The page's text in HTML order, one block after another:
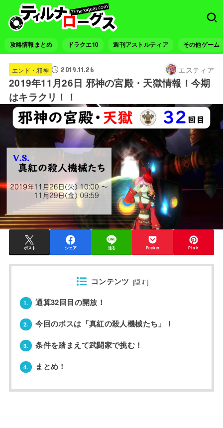
攻略情報まとめ ドラクエ10 週刊アストルティア その他ゲーム
エンド・邪神 2019.11.26 エスティア
2019年11月26日 邪神の宮殿・天獄情報！今期
はキラクリ！！
ポスト シェア 送る Pocket Pin it
コンテンツ [隠す]
1. 通算32回目の開放！
2. 今回のボスは「真紅の殺人機械たち」！
3. 条件を踏まえて武闘家で挑む！
4. まとめ！